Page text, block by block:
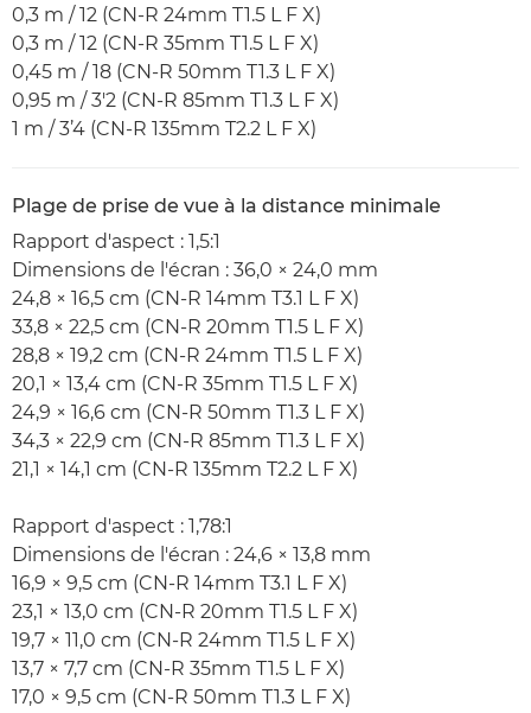
0,3 m / 12 (CN-R 24mm T1.5 L F X)
0,3 m / 12 (CN-R 35mm T1.5 L F X)
0,45 m / 18 (CN-R 50mm T1.3 L F X)
0,95 m / 3'2 (CN-R 85mm T1.3 L F X)
1 m / 3’4 (CN-R 135mm T2.2 L F X)
Plage de prise de vue à la distance minimale
Rapport d'aspect : 1,5:1
Dimensions de l'écran : 36,0 × 24,0 mm
24,8 × 16,5 cm (CN-R 14mm T3.1 L F X)
33,8 × 22,5 cm (CN-R 20mm T1.5 L F X)
28,8 × 19,2 cm (CN-R 24mm T1.5 L F X)
20,1 × 13,4 cm (CN-R 35mm T1.5 L F X)
24,9 × 16,6 cm (CN-R 50mm T1.3 L F X)
34,3 × 22,9 cm (CN-R 85mm T1.3 L F X)
21,1 × 14,1 cm (CN-R 135mm T2.2 L F X)
Rapport d'aspect : 1,78:1
Dimensions de l'écran : 24,6 × 13,8 mm
16,9 × 9,5 cm (CN-R 14mm T3.1 L F X)
23,1 × 13,0 cm (CN-R 20mm T1.5 L F X)
19,7 × 11,0 cm (CN-R 24mm T1.5 L F X)
13,7 × 7,7 cm (CN-R 35mm T1.5 L F X)
17,0 × 9,5 cm (CN-R 50mm T1.3 L F X)